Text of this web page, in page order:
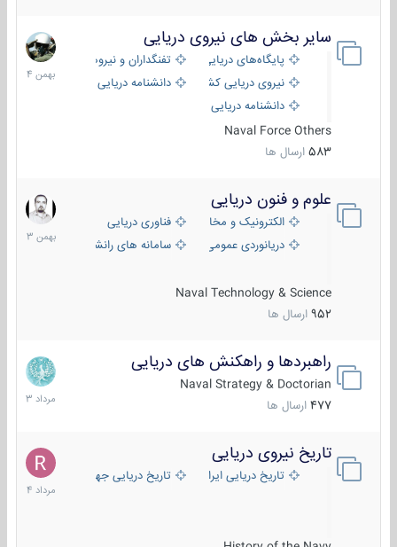
سایر بخش های نیروی دریایی
پایگاه‌های دریایی
تفنگداران و نیروهای ویژه‌ی دریایی
نیروی دریایی کشورهای مختلفدانشنامه دریایی
دانشنامه دریایی کپی
Naval Force Others
583 ارسال ها
22
بهمن
1404
علوم و فنون دریایی
الکترونیک و مخابرات دریاییفناوری دریایی
دریانوردی عمومی
سامانه های رانشی دریایی
Naval Technology & Science
952 ارسال ها
6
بهمن
1403
راهبردها و راهکنش های دریایی
Naval Strategy & Doctorian
477 ارسال ها
2
مرداد
1403
تاریخ نیروی دریایی
تاریخ دریایی ایران تاریخ دریایی جهان
16
مرداد
1404